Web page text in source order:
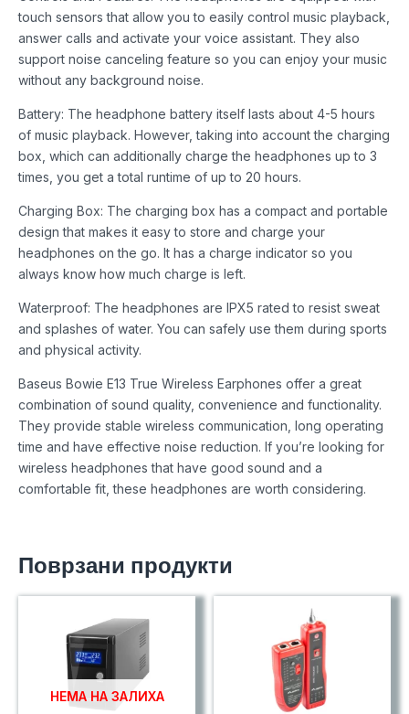
touch sensors that allow you to easily control music playback,
answer calls and activate your voice assistant. They also
support noise canceling feature so you can enjoy your music
without any background noise.
Battery: The headphone battery itself lasts about 4-5 hours
of music playback. However, taking into account the charging
box, which can additionally charge the headphones up to 3
times, you get a total runtime of up to 20 hours.
Charging Box: The charging box has a compact and portable
design that makes it easy to store and charge your
headphones on the go. It has a charge indicator so you
always know how much charge is left.
Waterproof: The headphones are IPX5 rated to resist sweat
and splashes of water. You can safely use them during sports
and physical activity.
Baseus Bowie E13 True Wireless Earphones offer a great
combination of sound quality, convenience and functionality.
They provide stable wireless communication, long operating
time and have effective noise reduction. If you’re looking for
wireless headphones that have good sound and a
comfortable fit, these headphones are worth considering.
Поврзани продукти
НЕМА НА ЗАЛИХА